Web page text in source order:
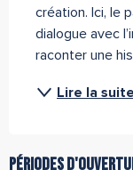
création. Ici, le
dialogue avec
raconter une
Lire la suite
Périodes